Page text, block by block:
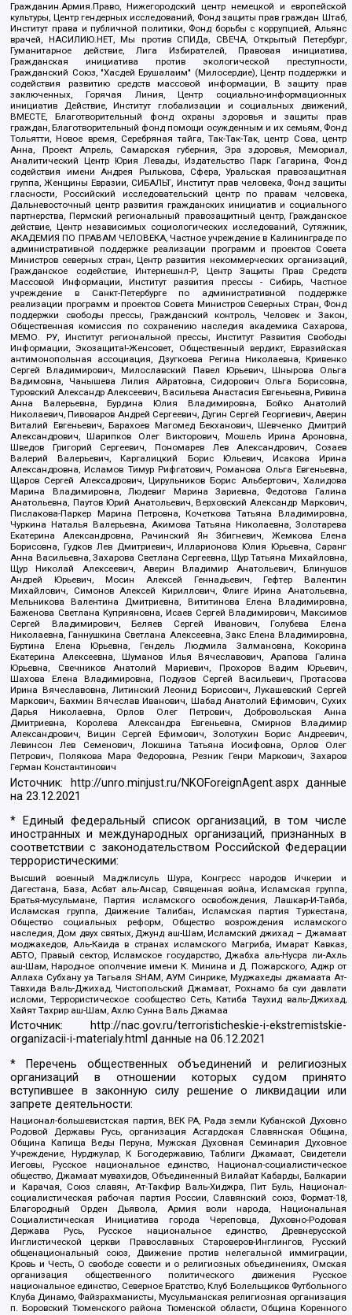
Гражданин.Армия.Право, Нижегородский центр немецкой и европейской
культуры, Центр гендерных исследований, Фонд защиты прав граждан Штаб,
Институт права и публичной политики, Фонд борьбы с коррупцией, Альянс
врачей, НАСИЛИЮ.НЕТ, Мы против СПИДа, СВЕЧА, Открытый Петербург,
Гуманитарное действие, Лига Избирателей, Правовая инициатива,
Гражданская инициатива против экологической преступности,
Гражданский Союз, "Хасдей Ерушалаим" (Милосердие), Центр поддержки и
содействия развитию средств массовой информации, В защиту прав
заключенных, Горячая Линия, Центр социально-информационных
инициатив Действие, Институт глобализации и социальных движений,
ВМЕСТЕ, Благотворительный фонд охраны здоровья и защиты прав
граждан, Благотворительный фонд помощи осужденным и их семьям, Фонд
Тольятти, Новое время, Серебряная тайга, Так-Так-Так, центр Сова, центр
Анна, Проект Апрель, Самарская губерния, Эра здоровья, Мемориал,
Аналитический Центр Юрия Левады, Издательство Парк Гагарина, Фонд
содействия имени Андрея Рылькова, Сфера, Уральская правозащитная
группа, Женщины Евразии, СИБАЛЬТ, Институт прав человека, Фонд защиты
гласности, Российский исследовательский центр по правам человека,
Дальневосточный центр развития гражданских инициатив и социального
партнерства, Пермский региональный правозащитный центр, Гражданское
действие, Центр независимых социологических исследований, Сутяжник,
АКАДЕМИЯ ПО ПРАВАМ ЧЕЛОВЕКА, Частное учреждение в Калининграде по
административной поддержке реализации программ и проектов Совета
Министров северных стран, Центр развития некоммерческих организаций,
Гражданское содействие, Интернешнл-Р, Центр Защиты Прав Средств
Массовой Информации, Институт развития прессы - Сибирь, Частное
учреждение в Санкт-Петербурге по административной поддержке
реализации программ и проектов Совета Министров Северных Стран, Фонд
поддержки свободы прессы, Гражданский контроль, Человек и Закон,
Общественная комиссия по сохранению наследия академика Сахарова,
МЕМО. РУ, Институт региональной прессы, Институт Развития Свободы
Информации, Экозащита!-Женсовет, Общественный вердикт, Евразийская
антимонопольная ассоциация, Дзугкоева Регина Николаевна, Кривенко
Сергей Владимирович, Милославский Павел Юрьевич, Шнырова Ольга
Вадимовна, Чанышева Лилия Айратовна, Сидорович Ольга Борисовна,
Туровский Александр Алексеевич, Васильева Анастасия Евгеньевна, Ривина
Анна Валерьевна, Бурдина Юлия Владимировна, Бойко Анатолий
Николаевич, Пивоваров Андрей Сергеевич, Дугин Сергей Георгиевич, Аверин
Виталий Евгеньевич, Барахоев Магомед Бекханович, Шевченко Дмитрий
Александрович, Шарипков Олег Викторович, Мошель Ирина Ароновна,
Шведов Григорий Сергеевич, Пономарев Лев Александрович, Созаев
Валерий Валерьевич, Каргалицкий Борис Юльевич, Исакова Ирина
Александровна, Исламов Тимур Рифгатович, Романова Ольга Евгеньевна,
Щаров Сергей Алексадрович, Цирульников Борис Альбертович, Халидова
Марина Владимировна, Людевиг Марина Зариевна, Федотова Галина
Анатольевна, Паутов Юрий Анатольевич, Верховский Александр Маркович,
Пислакова-Паркер Марина Петровна, Кочеткова Татьяна Владимировна,
Чуркина Наталья Валерьевна, Акимова Татьяна Николаевна, Золотарева
Екатерина Александровна, Рачинский Ян Збигневич, Жемкова Елена
Борисовна, Гудков Лев Дмитриевич, Илларионова Юлия Юрьевна, Саранг
Анна Васильевна, Захарова Светлана Сергеевна, Щур Татьяна Михайловна,
Щур Николай Алексеевич, Аверин Владимир Анатольевич, Блинушов
Андрей Юрьевич, Мосин Алексей Геннадьевич, Гефтер Валентин
Михайлович, Симонов Алексей Кириллович, Флиге Ирина Анатольевна,
Мельникова Валентина Дмитриевна, Вититинова Елена Владимировна,
Баженова Светлана Куприяновна, Исаев Сергей Владимирович, Максимов
Сергей Владимирович, Беляев Сергей Иванович, Голубева Елена
Николаевна, Ганнушкина Светлана Алексеевна, Закс Елена Владимировна,
Буртина Елена Юрьевна, Гендель Людмила Залмановна, Кокорина
Екатерина Алексеевна, Шуманов Илья Вячеславович, Арапова Галина
Юрьевна, Свечников Анатолий Мариевич, Прохоров Вадим Юрьевич,
Шахова Елена Владимировна, Подузов Сергей Васильевич, Протасова
Ирина Вячеславовна, Литинский Леонид Борисович, Лукашевский Сергей
Маркович, Бахмин Вячеслав Иванович, Шабад Анатолий Ефимович, Сухих
Дарья Николаевна, Орлов Олег Петрович, Добровольская Анна
Дмитриевна, Королева Александра Евгеньевна, Смирнов Владимир
Александрович, Вицин Сергей Ефимович, Золотухин Борис Андреевич,
Левинсон Лев Семенович, Локшина Татьяна Иосифовна, Орлов Олег
Петрович, Полякова Мара Федоровна, Резник Генри Маркович, Захаров
Герман Константинович
Источник: http://unro.minjust.ru/NKOForeignAgent.aspxданные
на23.12.2021
* Единый федеральный список организаций, в том числе
иностранных и международных организаций, признанных в
соответствии с законодательством Российской Федерации
террористическими:
Высший военный Маджлисуль Шура, Конгресс народов Ичкерии и
Дагестана, База, Асбат аль-Ансар, Священная война, Исламская группа,
Братья-мусульмане, Партия исламского освобождения, Лашкар-И-Тайба,
Исламская группа, Движение Талибан, Исламская партия Туркестана,
Общество социальных реформ, Общество возрождения исламского
наследия, Дом двух святых, Джунд аш-Шам, Исламский джихад – Джамаат
моджахедов, Аль-Каида в странах исламского Магриба, Имарат Кавказ,
АБТО, Правый сектор, Исламское государство, Джабха аль-Нусра ли-Ахль
аш-Шам, Народное ополчение имени К. Минина и Д. Пожарского, Аджр от
Аллаха Субхану уа Тагьаля SHAM, АУМ Синрике, Муджахеды джамаата Ат-
Тавхида Валь-Джихад, Чистопольский Джамаат, Рохнамо ба суи давлати
исломи, Террористическое сообщество Сеть, Катиба Таухид валь-Джихад,
Хайят Тахрир аш-Шам, Ахлю Сунна Валь Джамаа
Источник:
http://nac.gov.ru/terroristicheskie-i-ekstremistskie-
organizacii-i-materialy.html данные на06.12.2021
* Перечень общественных объединений и религиозных
организаций в отношении которых судом принято
вступившее в законную силу решение о ликвидации или
запрете деятельности:
Национал-большевистская партия, ВЕК РА, Рада земли Кубанской Духовно
Родовой Державы Русь, организация Асгардская Славянская Община,
Община Капища Веды Перуна, Мужская Духовная Семинария Духовное
Учреждение, Нурджулар, К Богодержавию, Таблиги Джамаат, Свидетели
Иеговы, Русское национальное единство, Национал-социалистическое
общество, Джамаат мувахидов, Объединенный Вилайат Кабарды, Балкарии
и Карачая, Союз славян, Ат-Такфир Валь-Хиджра, Пит Буль, Национал-
социалистическая рабочая партия России, Славянский союз, Формат-18,
Благородный Орден Дьявола, Армия воли народа, Национальная
Социалистическая Инициатива города Череповца, Духовно-Родовая
Держава Русь, Русское национальное единство, Древнерусской
Инглистической церкви Православных Староверов-Инглингов, Русский
общенациональный союз, Движение против нелегальной иммиграции,
Кровь и Честь, О свободе совести и о религиозных объединениях, Омская
организация общественного политического движения Русское
национальное единство, Северное Братство, Клуб Болельщиков Футбольного
Клуба Динамо, Файзрахманисты, Мусульманская религиозная организация
п. Боровский Тюменского района Тюменской области, Община Коренного